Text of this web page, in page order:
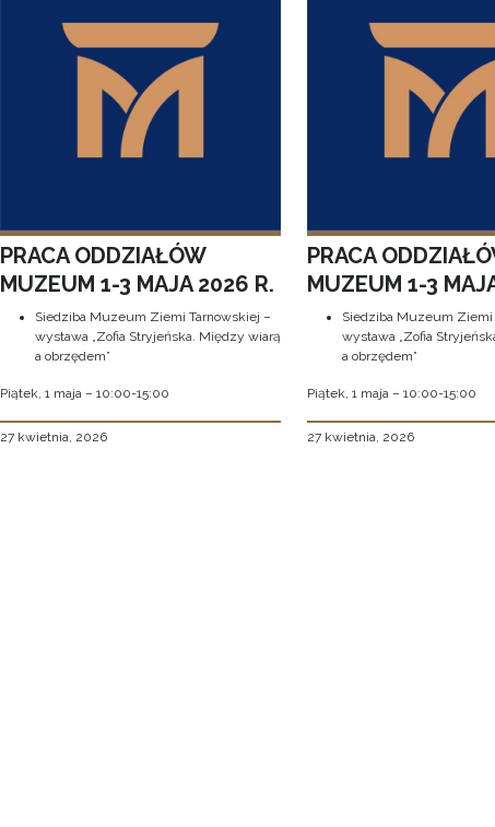
PRACA ODDZIAŁÓW
MUZEUM 1-3 MAJA 2026 R.
Siedziba Muzeum Ziemi Tarnowskiej –
wystawa „Zofia Stryjeńska. Między wiarą
a obrzędem”
Piątek, 1 maja – 10:00-15:00
27 kwietnia, 2026
PRACA
MUZEUM 1-3
Siedziba Muzeum Ziemi
wystawa „Zofia
a obrzędem”
Piątek, 1 maja – 10:00-15:00
27 kwietnia, 2026